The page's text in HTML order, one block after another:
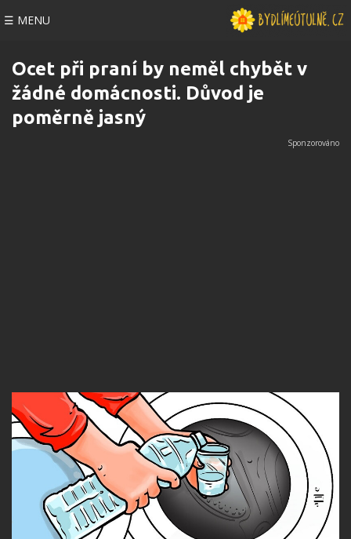
☰ MENU
Ocet při praní by neměl chybět v
žádné domácnosti. Důvod je
poměrně jasný